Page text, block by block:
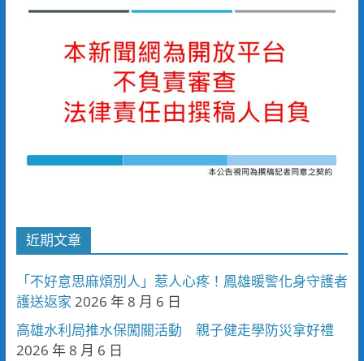
近期文章
「不好意思麻煩別人」惹人心疼！鳳雄暖警化身守護者
護送返家 2026 年 8 月 6 日
高雄水利局推水保闖關活動 親子健走學防災拿好禮
2026 年 8 月 6 日